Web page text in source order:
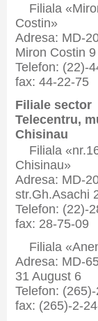
Filiala
Costin»
Adresa: MD-
Miron Costin 9
Telefon: (22)-
fax: 44-22-75
Filiale sector
Telecentru,
Chisinau
Filiala
Chisinau»
Adresa: MD-
str.Gh.Asachi
Telefon: (22)-
fax: 28-75-09
Filiala
Adresa: MD-
31 August 6
Telefon:
fax: (265)-2-